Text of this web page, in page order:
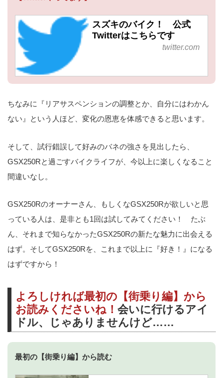
スズキのバイク！ 公式
Twitterはこちらです
twitter.com
ちなみに『リアサスペンションの調整とか、自分にはわかん
ない』という人ほど、変化の恩恵を体感できると思います。
そして、試行錯誤して好みのバネの強さを見出したら、
GSX250Rと過ごすバイクライフが、今以上に楽しくなること
間違いなし。
GSX250Rのオーナーさん、もしくなGSX250Rが欲しいと思
っている人は、是非とも1回は試してみてください！ たぶ
ん、それまで知らなかったGSX250Rの新たな魅力に出会える
はず。そしてGSX250Rを、これまで以上に『好き！』になる
はずですから！
よろしければ最初の【街乗り編】から
お読みくださいね！ 会いに行けるアイ
ドル、じゃありませんけど……
最初の【街乗り編】から読む